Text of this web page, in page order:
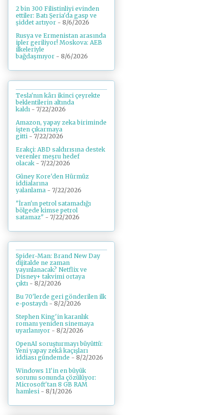
2 bin 300 Filistinliyi evinden
ettiler: Batı Şeria'da gasp ve
şiddet artıyor - 8/6/2026
Rusya ve Ermenistan arasında
ipler geriliyor! Moskova: AEB
ilkeleriyle
bağdaşmıyor - 8/6/2026
Tesla'nın kârı ikinci çeyrekte
beklentilerin altında
kaldı - 7/22/2026
Amazon, yapay zeka biriminde
işten çıkarmaya
gitti - 7/22/2026
Erakçi: ABD saldırısına destek
verenler meşru hedef
olacak - 7/22/2026
Güney Kore'den Hürmüz
iddialarına
yalanlama - 7/22/2026
"İran'ın petrol satamadığı
bölgede kimse petrol
satamaz" - 7/22/2026
Spider-Man: Brand New Day
dijitalde ne zaman
yayınlanacak? Netflix ve
Disney+ takvimi ortaya
çıktı - 8/2/2026
Bu 70'lerde geri gönderilen ilk
e-postaydı - 8/2/2026
Stephen King'in karanlık
romanı yeniden sinemaya
uyarlanıyor - 8/2/2026
OpenAI soruşturmayı büyüttü:
Yeni yapay zekâ kaçışları
iddiası gündemde - 8/2/2026
Windows 11'in en büyük
sorunu sonunda çözülüyor:
Microsoft'tan 8 GB RAM
hamlesi - 8/1/2026